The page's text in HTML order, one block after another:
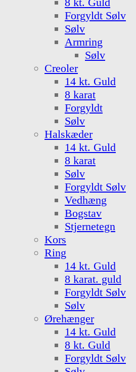
Forgyldt Sølv
Sølv
Armring
Sølv
Creoler
14 kt. Guld
8 karat
Forgyldt
Sølv
Halskæder
14 kt. Guld
8 karat
Sølv
Forgyldt Sølv
Vedhæng
Bogstav
Stjernetegn
Kors
Ring
14 kt. Guld
8 karat. guld
Forgyldt Sølv
Sølv
Ørehænger
14 kt. Guld
8 kt. Guld
Forgyldt Sølv